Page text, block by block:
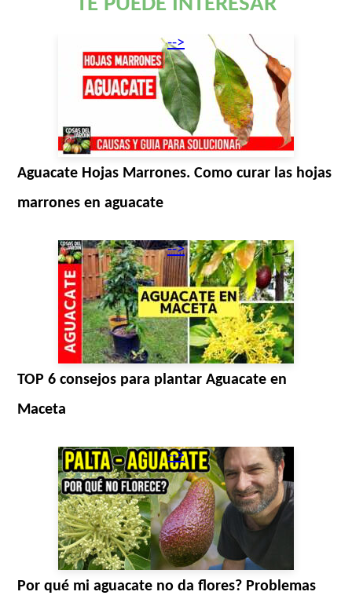
-->
Aguacate Hojas Marrones. Como curar las hojas
marrones en aguacate
-->
TOP 6 consejos para plantar Aguacate en
Maceta
-->
Por qué mi aguacate no da flores? Problemas